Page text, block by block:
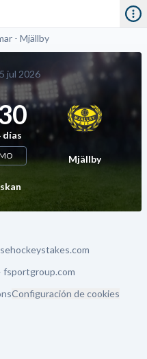
- Mjällby
jul 2026
días
Mjällby
hockeystakes.com
fsportgroup.com
Configuración de cookies